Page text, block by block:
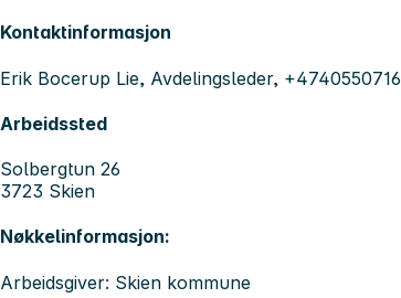
Kontaktinformasjon
Erik Bocerup Lie, Avdelingsleder, +4740550716
Arbeidssted
Solbergtun 26
3723 Skien
Nøkkelinformasjon:
Arbeidsgiver: Skien kommune